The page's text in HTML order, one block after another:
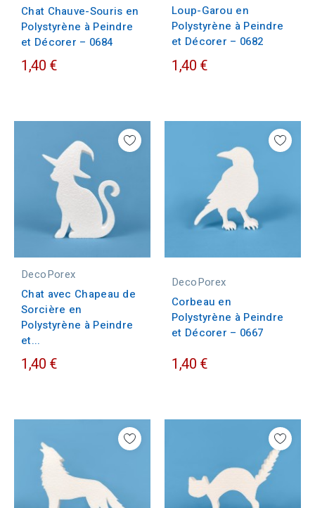
Chat Chauve-Souris en
Polystyrène à Peindre
et Décorer – 0684
1,40 €
Loup-Garou en
Polystyrène à Peindre
et Décorer – 0682
1,40 €
DecoPorex
Chat avec Chapeau de
Sorcière en
Polystyrène à Peindre
et...
1,40 €
DecoPorex
Corbeau en
Polystyrène à Peindre
et Décorer – 0667
1,40 €